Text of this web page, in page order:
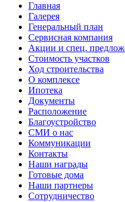
Главная
Галерея
Генеральный план
Сервисная компания
Акции и спец.
Стоимость участков
Ход строительства
О комплексе
Ипотека
Документы
Расположение
Благоустройство
СМИ о нас
Коммуникации
Контакты
Наши награды
Готовые дома
Наши партнеры
Сотрудничество